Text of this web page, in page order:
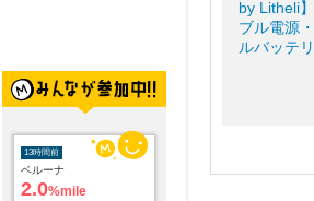
ベルーナ
2.0 %mile
にお申し込みがありました